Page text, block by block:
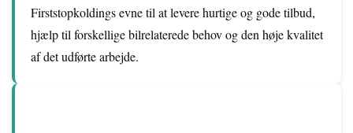
Firststopkoldings evne til at levere hurtige og gode tilbud,
hjælp til forskellige bilrelaterede behov og den høje kvalitet
af det udførte arbejde.